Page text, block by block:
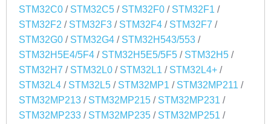
STM32C0 / STM32C5 / STM32F0 / STM32F1 /
STM32F2 / STM32F3 / STM32F4 / STM32F7 /
STM32G0 / STM32G4 / STM32H543/553 /
STM32H5E4/5F4 / STM32H5E5/5F5 / STM32H5 /
STM32H7 / STM32L0 / STM32L1 / STM32L4+ /
STM32L4 / STM32L5 / STM32MP1 / STM32MP211 /
STM32MP213 / STM32MP215 / STM32MP231 /
STM32MP233 / STM32MP235 / STM32MP251 /